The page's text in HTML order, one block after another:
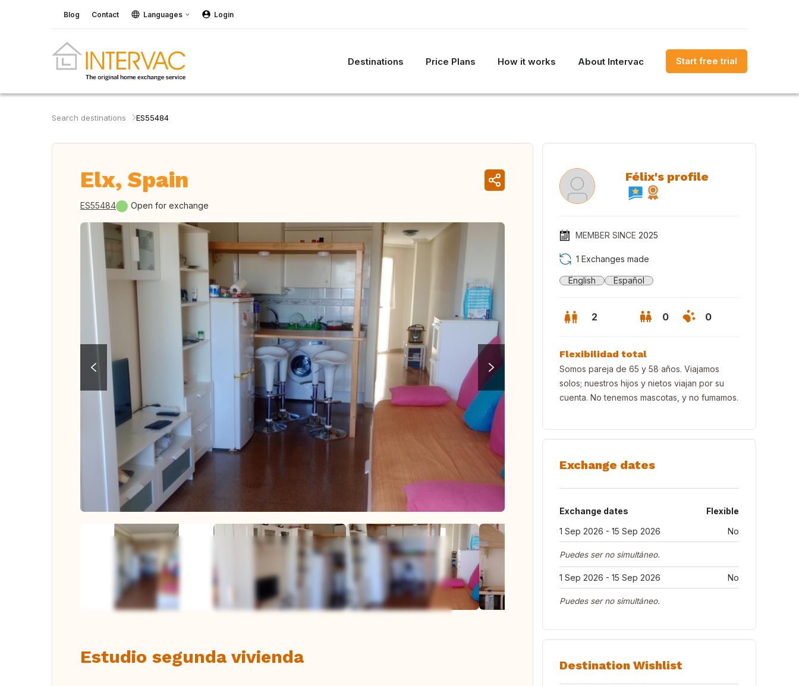
Blog Contact Languages Login
Destinations Price Plans How it works About Intervac Start free trial
Search destinations ES55484
Elx, Spain
ES55484 Open for exchange
View all photos
Estudio segunda vivienda
Félix's profile
MEMBER SINCE 2025
1 Exchanges made
English Español
2 0 0
Flexibilidad total
Somos pareja de 65 y 58 años. Viajamos
solos; nuestros hijos y nietos viajan por su
cuenta. No tenemos mascotas, y no fumamos.
Exchange dates
Exchange dates
Flexible
1 Sep 2026 - 15 Sep 2026
No
Puedes ser no simultáneo.
1 Sep 2026 - 15 Sep 2026 No
Puedes ser no simultáneo.
Destination Wishlist